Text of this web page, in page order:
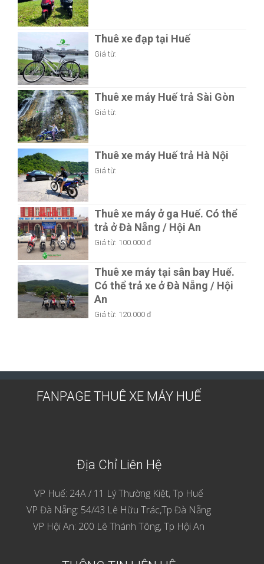
Giá từ:
Giá từ:
Giá từ:
trả ở Đà Nẵng / Hội An
Giá từ: 100.000 đ
Có thể trả xe ở Đà Nẵng / Hội
An
Giá từ:
VP Đà Nẵng: 54/43 Lê Hữu Trác,Tp Đà Nẵng
VP Hội An: 200 Lê Thánh Tông, Tp Hội An